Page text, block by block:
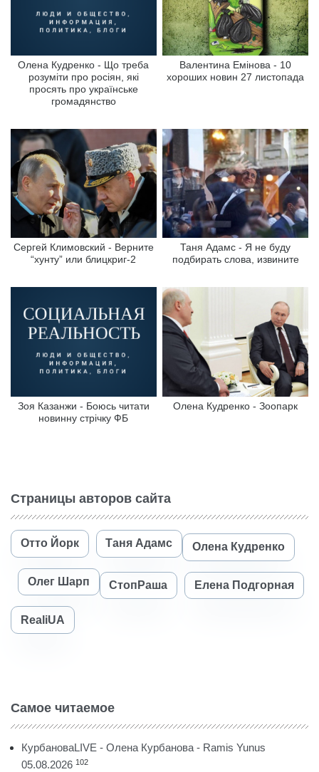
Олена Кудренко - Що треба
розуміти про росіян, які
просять про українське
громадянство
Валентина Емінова - 10
хороших новин 27 листопада
Сергей Климовский - Верните
“хунту” или блицкриг-2
Таня Адамс - Я не буду
подбирать слова, извините
Зоя Казанжи - Боюсь читати
новинну стрічку ФБ
Олена Кудренко - Зоопарк
Страницы авторов сайта
Отто Йорк Таня Адамс Олена Кудренко
Олег Шарп СтопРаша Елена Подгорная
RealiUA
Самое читаемое
КурбановаLIVE - Олена Курбанова - Ramis Yunus
05.08.2026 102